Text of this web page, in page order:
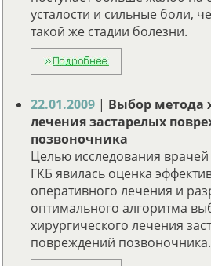
усталости и сильные боли,
такой же стадии болезни.
22.01.2009 | Выбор метода
лечения застарелых
позвоночника
Целью исследования
ГКБ явилась оценка
оперативного лечения и
оптимального алгоритма
хирургического лечения
повреждений позвоночника.